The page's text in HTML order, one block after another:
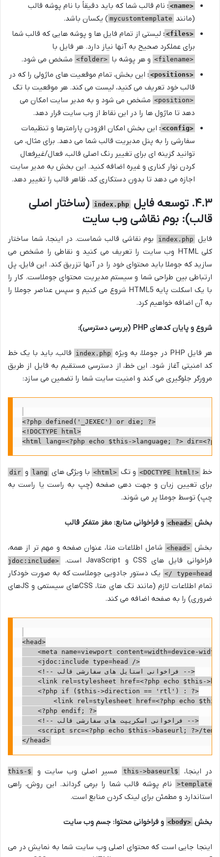
<name>
: نام قالب شما که باید دقیقاً با نام پوشه قالب
(مانند mycustomtemplate ) یکسان باشد.
<files>
: لیستی از تمام فایل ها و پوشه هایی که قالب شما
برای عملکرد صحیح به آنها نیاز دارد. هر فایل با
<filename> و هر پوشه با <folder> مشخص می شود.
<positions>
: این بخش، تمام موقعیت های ماژولی را که در
قالب خود تعریف می کنید، لیست می کند. هر موقعیت با تگ
<position>
مشخص می شود و به مدیر سایت امکان می
دهد تا ماژول ها را در این نقاط از وب سایت قرار دهد.
<config>
: این بخش امکان افزودن پارامترها و تنظیمات
سفارشی را به پنل مدیریت قالب شما می دهد. برای مثال، می
توانید گزینه ای برای تغییر رنگ اصلی قالب، فعال/غیرفعال
کردن نوار کناری و غیره اضافه کنید. این بخش به مدیر سایت
اجازه می دهد تا بدون دستکاری کد، ظاهر قالب را تغییر دهد.
۴.۳. توسعه فایل index.php
(ساختار اصلی
قالب): بوم نقاشی وب سایت
فایل index.php
بوم نقاشی قالب شماست. در اینجا، شما ساختار
کلی HTML وب سایت را تعریف می کنید و نقاطی را مشخص می
سازید که جوملا باید محتوای خود را در آنها تزریق کند. این فایل، پل
ارتباطی بین طراحی شما و سیستم مدیریت محتوای جوملاست. کار را
با یک اسکلت پایه HTML5 شروع می کنیم و سپس عناصر جوملا را
به آن اضافه خواهیم کرد.
شروع و پایان کدهای PHP (بررسی دسترسی):
هر فایل PHP در جوملا، به ویژه index.php
قالب، باید با یک خط
کد امنیتی آغاز شود. این خط، از دسترسی مستقیم به فایل از طریق
مرورگر جلوگیری می کند و امنیت سایت شما را تضمین می سازد:
<?php defined('_JEXEC') or die; ?>
<!DOCTYPE html>
خط <!DOCTYPE html> و تگ <html> با ویژگی های lang و dir
برای تعیین زبان و جهت دهی صفحه (چپ به راست یا راست به
چپ) توسط جوملا پر می شوند.
بخش <head> و فراخوانی منابع: مغز متفکر قالب
بخش <head>
شامل اطلاعات متا، عنوان صفحه و مهم تر از همه،
فراخوانی فایل های CSS و JavaScript است.
<jdoc:include
type=head />
یک دستور جادویی جوملاست که به صورت خودکار
تمام اطلاعات لازم (مانند تگ های متا، CSSهای سیستمی و JSهای
ضروری) را به صفحه اضافه می کند.
<head>
<meta name=viewport content=width=device-
    <jdoc:include type=head />
    <!-- فراخوانی استایل های سفارشی قالب -->
<link rel=stylesheet href=<?php echo $this-
    <?php if ($this->direction == 'rtl') : ?>
<link rel=stylesheet href=<?php echo
    <?php endif; ?>
    <!-- فراخوانی اسکریپت های سفارشی قالب -->
<script src=<?php echo $this->baseurl; ?>/
</head>
در اینجا، $this->baseurl مسیر اصلی وب سایت و
$this-
>template
نام پوشه قالب شما را برمی گرداند. این روش، راهی
استاندارد و مطمئن برای لینک کردن منابع است.
بخش <body> و فراخوانی محتوا: جسم وب سایت
اینجا جایی است که محتوای اصلی وب سایت شما به نمایش در می